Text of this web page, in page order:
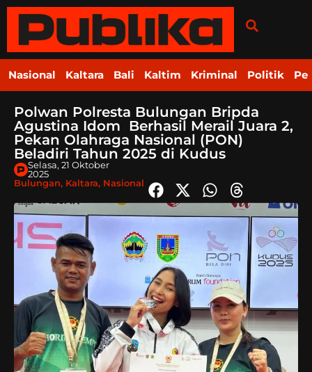
Nasional Kaltara Bali Kaltim Kriminal Politik
Polwan Polresta Bulungan Bripda
Agustina Idom Berhasil Merail Juara 2,
Pekan Olahraga Nasional (PON)
Beladiri Tahun 2025 di Kudus
Selasa, 21 Oktober
2025
Bulungan, Kaltara, Nasional